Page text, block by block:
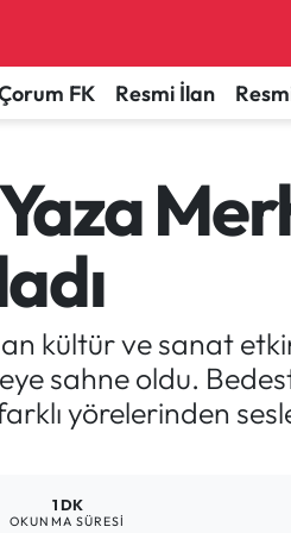
FK Resmi İlan
kültür ve sanat
sahne oldu.
yörelerinden
1 DK
OKUNMA SÜRESI